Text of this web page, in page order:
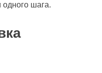
одного шага.